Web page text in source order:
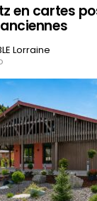
en cartes
Lorraine